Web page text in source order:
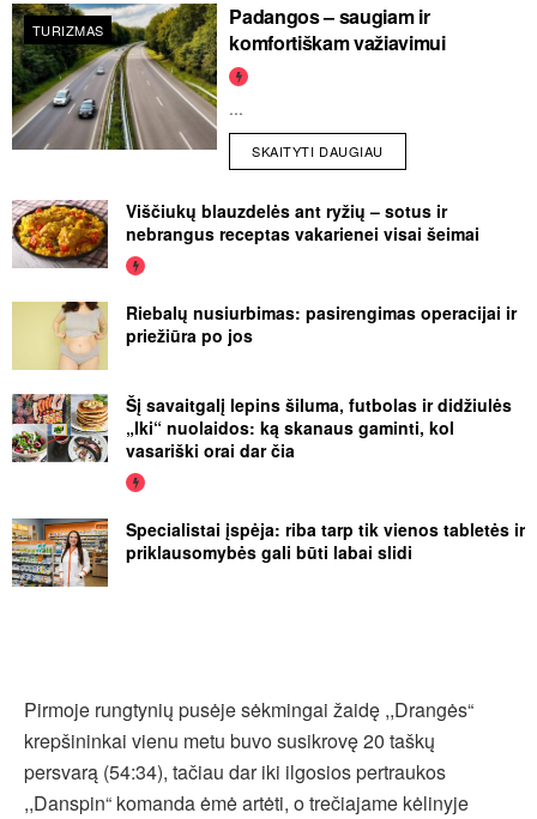
TURIZMAS
Padangos – saugiam ir
komfortiškam važiavimui
...
SKAITYTI DAUGIAU
Viščiukų blauzdelės ant ryžių – sotus ir
nebrangus receptas vakarienei visai šeimai
Riebalų nusiurbimas: pasirengimas operacijai ir
priežiūra po jos
Šį savaitgalį lepins šiluma, futbolas ir didžiulės
„Iki“ nuolaidos: ką skanaus gaminti, kol
vasariški orai dar čia
Specialistai įspėja: riba tarp tik vienos tabletės ir
priklausomybės gali būti labai slidi
Pirmoje rungtynių pusėje sėkmingai žaidę ,,Drangės“
krepšininkai vienu metu buvo susikrovę 20 taškų
persvarą (54:34), tačiau dar iki ilgosios pertraukos
,,Danspin“ komanda ėmė artėti, o trečiajame kėlinyje